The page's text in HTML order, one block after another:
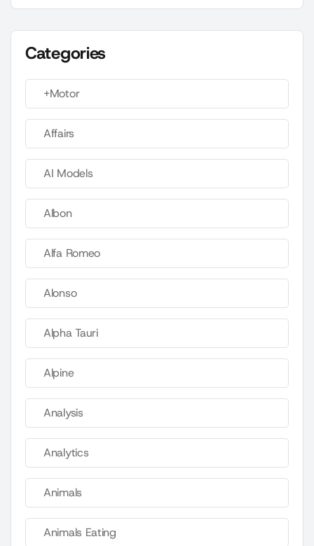
Categories
+Motor
Affairs
AI Models
Albon
Alfa Romeo
Alonso
Alpha Tauri
Alpine
Analysis
Analytics
Animals
Animals Eating